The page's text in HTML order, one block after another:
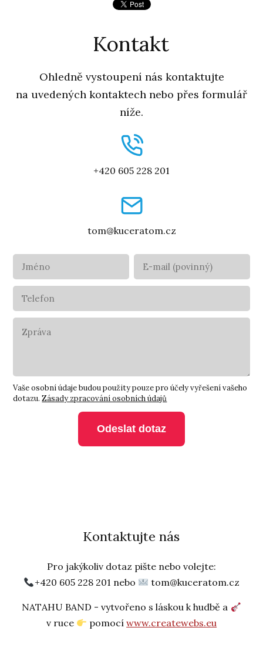
Kontakt
Ohledně vystoupení nás kontaktujte
na uvedených kontaktech nebo přes formulář
níže.
+420 605 228 201
tom@kuceratom.cz
Vaše osobní údaje budou použity pouze pro účely vyřešení vašeho
dotazu. Zásady zpracování osobních údajů
Odeslat dotaz
Kontaktujte nás
Pro jakýkoliv dotaz pište nebo volejte:
+420 605 228 201 nebo
tom@kuceratom.cz
NATAHU BAND - vytvořeno s láskou k hudbě a
v ruce
pomocíwww.createwebs.eu